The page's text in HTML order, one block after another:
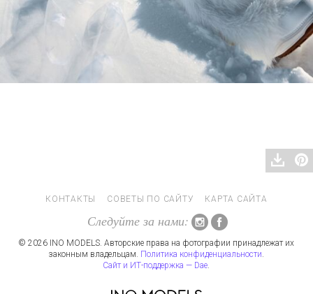
КОНТАКТЫ СОВЕТЫ ПО САЙТУ КАРТА САЙТА
Следуйте за нами:
© 2026 INO MODELS. Авторские права на фотографии принадлежат их
законным владельцам. Политика конфиденциальности.
Сайт и ИТ-поддержка — Dae.